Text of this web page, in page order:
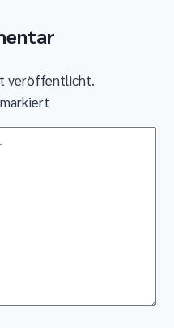
veröffentlicht.
markiert